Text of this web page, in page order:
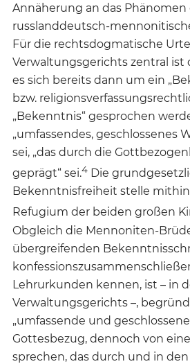
Annäherung an das Phänomen
russlanddeutsch-
Für die rechtsdogmatische
Verwaltungsgerichts zentral ist
es sich bereits dann um ein
bzw.
„Bekenntnis“ gesprochen
„umfassendes, geschlossenes
sei, „das durch die
geprägt“ sei.4 Die
Bekenntnisfreiheit stelle
Refugium der beiden großen
Obgleich die Mennoniten-
übergreifenden
Lehrurkunden kennen, ist – in
Verwaltungsgerichts –,
„umfassende und
Gottesbezug, dennoch von
sprechen, das durch und in